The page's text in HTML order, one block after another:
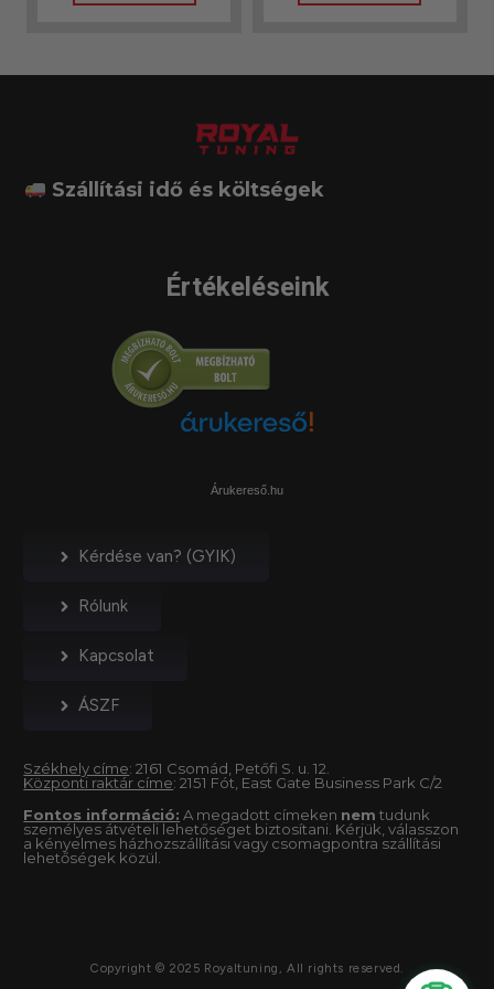
Szállítási idő és költségek
Értékeléseink
Árukereső.hu
Kérdése van? (GYIK)
Rólunk
Kapcsolat
ÁSZF
Székhely címe: 2161 Csomád, Petőfi S. u. 12.
Központi raktár címe: 2151 Fót, East Gate Business Park C/2
Fontos információ: A megadott címeken nem tudunk
személyes átvételi lehetőséget biztosítani. Kérjük, válasszon
a kényelmes házhozszállítási vagy csomagpontra szállítási
lehetőségek közül.
Copyright © 2025 Royaltuning, All rights reserved.